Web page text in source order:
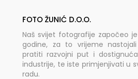
FOTO ŽUNIĆ D.O.O.
Naš svijet fotografije započeo je
godine, za to vrijeme
pratiti razvojni put i
industrije, te iste primjenjivati u
radu.